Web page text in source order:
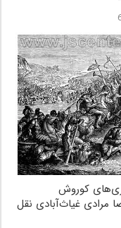
کوروش
مرادی غیاث‌آبادی نقل